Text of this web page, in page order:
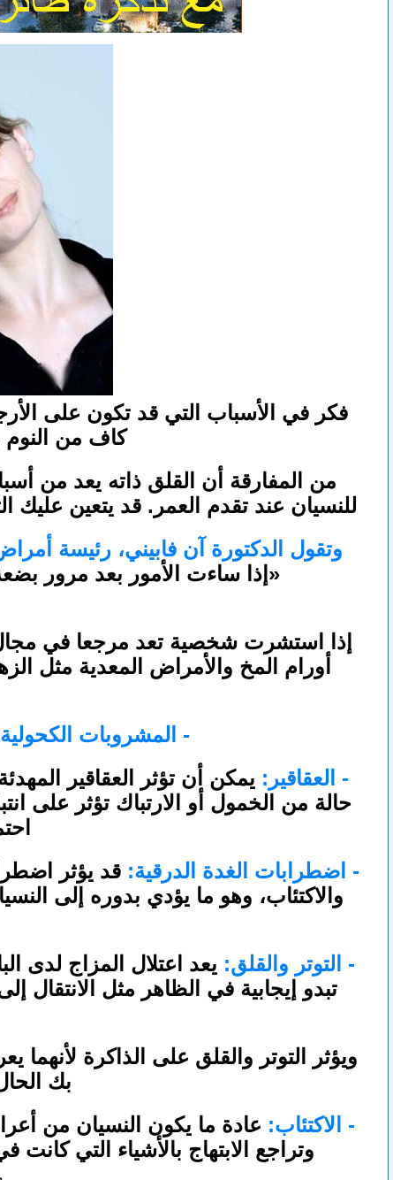
فكر في الأسباب التي قد تكون على
كاف من
من المفارقة أن القلق ذاته يعد من
للنسيان عند تقدم العمر. قد يتعين عليك
وتقول الدكتورة آن فابيني، رئيسة
«إذا ساءت الأمور بعد مرور
إذا استشرت شخصية تعد مرجعا في مجال
أورام المخ والأمراض المعدية مثل
- المشروبات
- العقاقير: يمكن أن تؤثر العقاقير
حالة من الخمول أو الارتباك تؤثر على
- اضطرابات الغدة الدرقية: قد يؤثر
والاكتئاب، وهو ما يؤدي بدوره إلى
- التوتر والقلق: يعد اعتلال المزاج لدى
تبدو إيجابية في الظاهر مثل
ويؤثر التوتر والقلق على الذاكرة
بك
- الاكتئاب: عادة ما يكون النسيان من
وتراجع الابتهاج بالأشياء التي